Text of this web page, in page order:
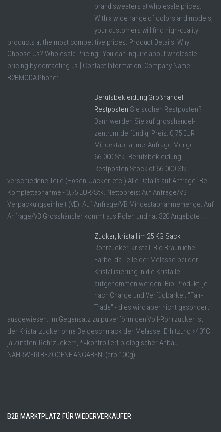
brand sweaters at wholesale prices.
With a wide range of colors and models,
your customers will find high-quality
products at the most competitive prices. Product Details: Why
Choose Us? Wholesale Pricing: [You can inquire about wholesale
pricing by contacting us.] Contact Information: Company Name:
B2BMODA Phone: ...
Berufsbekleidung Großhandel
Restposten Sie suchen Restposten?
Dann werden Sie auf grosshandel-
zentrum.de fündig! Preis: 0,75 EUR
Mindestabnahme: Anfrage Menge:
66.000 Stk. Berufsbekleidung
Restposten Stocklot 66.000 Stk. -
verschiedene Teile (Hosen, Jacken etc.) Alle Details auf Anfrage. Bei
Komplettabnahme - 0,75 EUR/Stk. Nettopreis: Auf Anfrage/VB
Verpackungseinheit (VE): Auf Anfrage/VB Mindestabnahmemenge: Auf
Anfrage/VB Grosshändler kommt aus Polen und hat 320 Angebote ...
Zucker, kristall im 25 KG Sack
Rohrzucker, kristall, Bio Bräunliche
Farbe, da Teile der Melasse bei der
Kristallisierung in die Kristalle
aufgenommen werden. Bio-Produkt, je
nach Charge und Verfügbarkeit "Fair-
Trade" - dies wird aber nicht gesondert
ausgewiesen. Im Gegensatz zu pulverförmigen Voll-Rohrzucker ist
der Kristallzucker ohne Beigeschmack der Melasse. Erhitzung >40°C:
ja Zutaten: Rohrzucker*, *=kontrolliert biologischer Anbau
NÄHRWERTBEZOGENE ANGABEN: (pro 100g) ...
B2B MARKTPLATZ FÜR WIEDERVERKÄUFER